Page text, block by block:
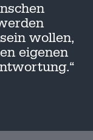
wollen,
eigenen